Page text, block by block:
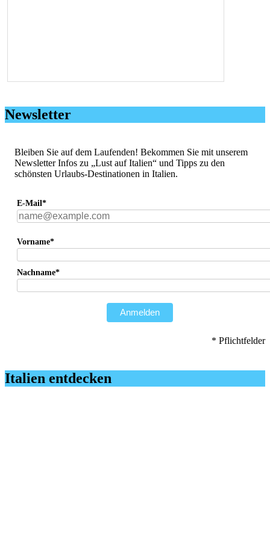
Newsletter
Bleiben Sie auf dem Laufenden! Bekommen Sie mit unserem
Newsletter Infos zu „Lust auf Italien“ und Tipps zu den
schönsten Urlaubs-Destinationen in Italien.
E-Mail*
Vorname*
Nachname*
Anmelden
* Pflichtfelder
Italien entdecken